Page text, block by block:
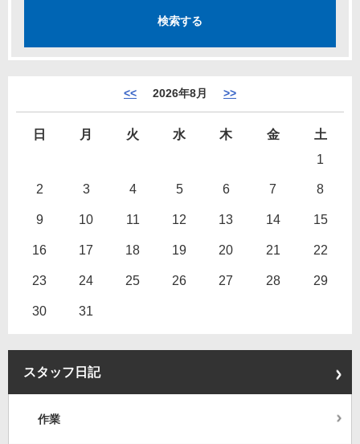
<< 2026年8月 >>
日 月 火 水 木 金
土
1
2 3 4 5 6 7 8
9 10 11 12 13 14 15
16 17 18 19 20 21 22
23 24 25 26 27 28 29
30 31
スタッフ日記
作業